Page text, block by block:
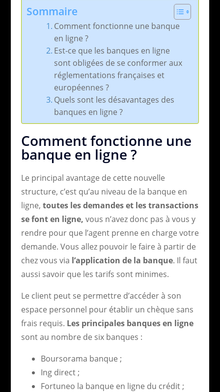
Sommaire
Comment fonctionne une banque
en ligne ?
Est-ce que les banques en ligne
sont obligées de se conformer aux
réglementations françaises et
européennes ?
Quels sont les désavantages des
banques en ligne ?
Comment fonctionne une
banque en ligne ?
Le principal avantage de cette nouvelle
structure, c’est qu’au niveau de la banque en
ligne, toutes les demandes et les transactions
se font en ligne, vous n’avez donc pas à vous y
rendre pour que l’agent prenne en charge votre
demande. Vous allez pouvoir le faire à partir de
chez vous via l’application de la banque. Il faut
aussi savoir que les tarifs sont minimes.
Le client peut se permettre d’accéder à son
espace personnel pour établir un chèque sans
frais requis. Les principales banques en ligne
sont au nombre de six banques :
Boursorama banque ;
Ing direct ;
Fortuneo la banque en ligne du crédit ;